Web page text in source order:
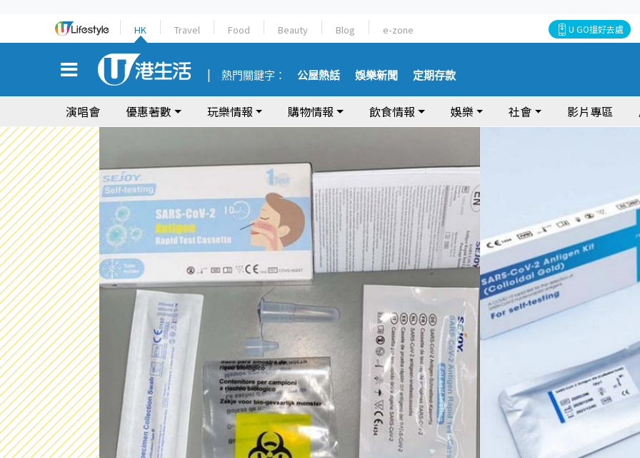
HK Travel Food Beauty Blog e-zone U GO搵好去處
熱門關鍵字： 公屋熱話 娛樂新聞 定期存款
演唱會 優惠著數 玩樂情報 購物情報 飲食情報 娛樂 社會 影片專區